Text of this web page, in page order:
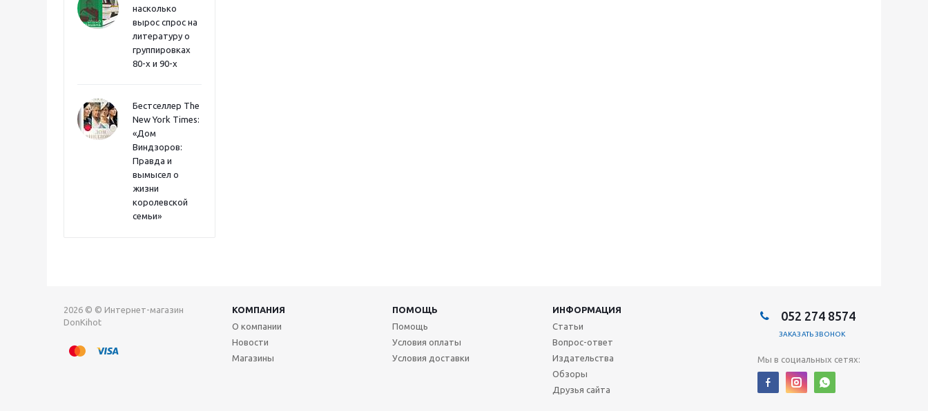
насколько
вырос спрос на
литературу о
группировках
80-х и 90-х
Бестселлер The
New York Times:
«Дом
Виндзоров:
Правда и
вымысел о
жизни
королевской
семьи»
2026 © © Интернет-магазин
DonKihot
КОМПАНИЯ ПОМОЩЬ
ИНФОРМАЦИЯ
О компании
Новости
Магазины
Помощь
Условия оплаты
Условия доставки
Статьи
Вопрос-ответ
Издательства
Обзоры
Друзья сайта
052 274 8574
ЗАКАЗАТЬ ЗВОНОК
Мы в социальных сетях: